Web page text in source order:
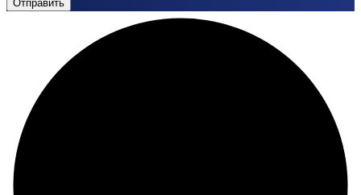
Отправить